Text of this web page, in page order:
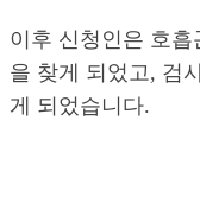
이후 신청인은 호
을 찾게 되었고, 검
게 되었습니다.